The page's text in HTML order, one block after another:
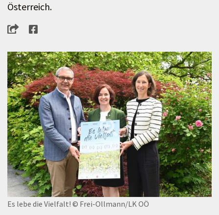
Österreich.
Es lebe die Vielfalt! © Frei-Ollmann/LK OÖ